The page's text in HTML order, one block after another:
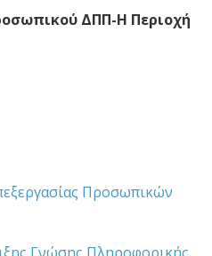
ΔΠΠ-Η Περιοχή
Προσωπικών